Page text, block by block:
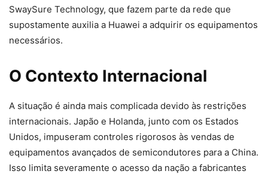
SwaySure Technology, que fazem parte da rede que
supostamente auxilia a Huawei a adquirir os equipamentos
necessários.
O Contexto Internacional
A situação é ainda mais complicada devido às restrições
internacionais. Japão e Holanda, junto com os Estados
Unidos, impuseram controles rigorosos às vendas de
equipamentos avançados de semicondutores para a China.
Isso limita severamente o acesso da nação a fabricantes